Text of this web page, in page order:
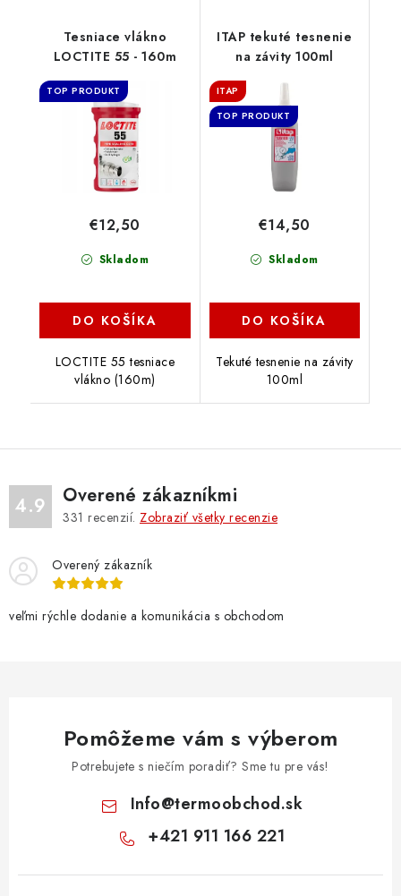
Tesniace vlákno
LOCTITE 55 - 160m
TOP PRODUKT
Skladom
€12,50
DO KOŠÍKA
LOCTITE 55 tesniace
vlákno (160m)
ITAP tekuté tesnenie
na závity 100ml
ITAP
TOP PRODUKT
Skladom
€14,50
DO KOŠÍKA
Tekuté tesnenie na závity
100ml
4.9 Overené zákazníkmi
331 recenzií. Zobraziť všetky recenzie
Overený zákazník
veľmi rýchle dodanie a komunikácia s obchodom
Pomôžeme vám s výberom
Potrebujete s niečím poradiť? Sme tu pre vás!
Info@termoobchod.sk
+421 911 166 221